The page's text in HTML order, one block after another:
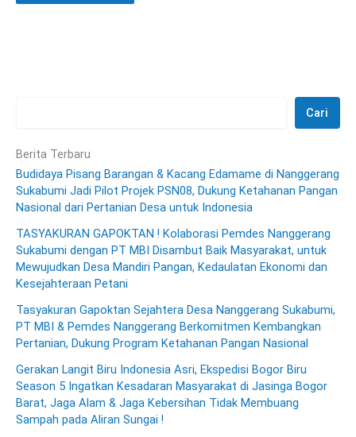
Cari
Berita Terbaru
Budidaya Pisang Barangan & Kacang Edamame di Nanggerang
Sukabumi Jadi Pilot Projek PSN08, Dukung Ketahanan Pangan
Nasional dari Pertanian Desa untuk Indonesia
TASYAKURAN GAPOKTAN ! Kolaborasi Pemdes Nanggerang
Sukabumi dengan PT MBI Disambut Baik Masyarakat, untuk
Mewujudkan Desa Mandiri Pangan, Kedaulatan Ekonomi dan
Kesejahteraan Petani
Tasyakuran Gapoktan Sejahtera Desa Nanggerang Sukabumi,
PT MBI & Pemdes Nanggerang Berkomitmen Kembangkan
Pertanian, Dukung Program Ketahanan Pangan Nasional
Gerakan Langit Biru Indonesia Asri, Ekspedisi Bogor Biru
Season 5 Ingatkan Kesadaran Masyarakat di Jasinga Bogor
Barat, Jaga Alam & Jaga Kebersihan Tidak Membuang
Sampah pada Aliran Sungai !